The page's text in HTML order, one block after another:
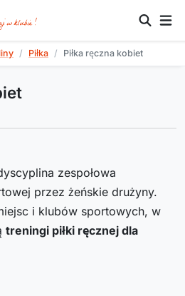
Piłka Piłka ręczna kobiet
zespołowa
przez żeńskie drużyny.
i klubów sportowych, w
treningi piłki ręcznej dla